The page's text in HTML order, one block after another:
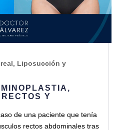
Y
, Liposucción y
de una paciente que tenía
rectos abdominales tras